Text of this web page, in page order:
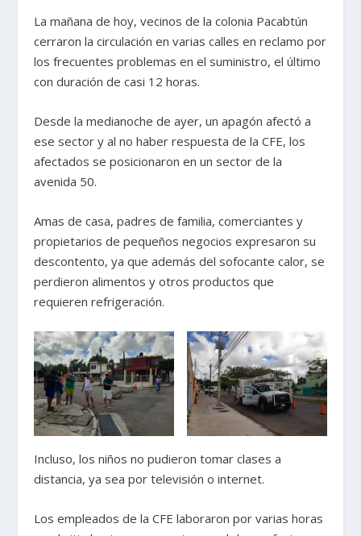
La mañana de hoy, vecinos de la colonia Pacabtún
cerraron la circulación en varias calles en reclamo por
los frecuentes problemas en el suministro, el último
con duración de casi 12 horas.
Desde la medianoche de ayer, un apagón afectó a
ese sector y al no haber respuesta de la CFE, los
afectados se posicionaron en un sector de la
avenida 50.
Amas de casa, padres de familia, comerciantes y
propietarios de pequeños negocios expresaron su
descontento, ya que además del sofocante calor, se
perdieron alimentos y otros productos que
requieren refrigeración.
Incluso, los niños no pudieron tomar clases a
distancia, ya sea por televisión o internet.
Los empleados de la CFE laboraron por varias horas